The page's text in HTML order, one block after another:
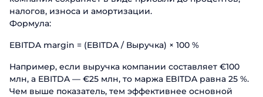
налогов, износа и амортизации.
Формула:
EBITDA margin = (EBITDA / Выручка) × 100 %
Например, если выручка компании составляет €100
млн, а EBITDA — €25 млн, то маржа EBITDA равна 25 %.
Чем выше показатель, тем эффективнее основной